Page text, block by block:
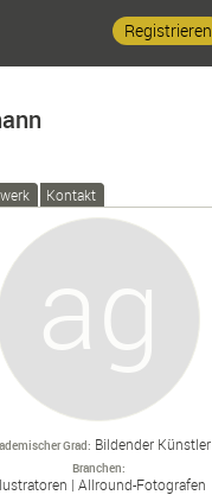
Registrieren
Kontakt
Grad Bildender Künstler
Branchen
Allround-Fotografen